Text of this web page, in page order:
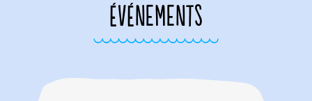
ÉVÉNEMENTS